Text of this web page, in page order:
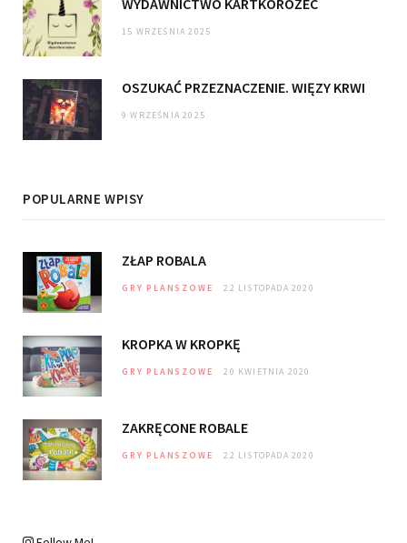
WYDAWNICTWO KARTKOROŻEC
15 WRZEŚNIA 2025
OSZUKAĆ PRZEZNACZENIE. WIĘZY KRWI
9 WRZEŚNIA 2025
POPULARNE WPISY
ZŁAP ROBALA
GRY PLANSZOWE 22 LISTOPADA 2020
KROPKA W KROPKĘ
GRY PLANSZOWE 20 KWIETNIA 2020
ZAKRĘCONE ROBALE
GRY PLANSZOWE 22 LISTOPADA 2020